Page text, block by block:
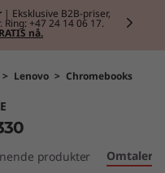
| Eksklusive B2B-priser,
+47 24 14 06 17.
nå.
> Lenovo > Chromebooks
produkter Omtaler